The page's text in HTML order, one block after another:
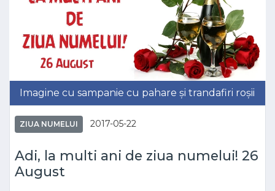
Imagine cu sampanie cu pahare și trandafiri roșii
ZIUA NUMELUI 2017-05-22
Adi, la multi ani de ziua numelui! 26
August